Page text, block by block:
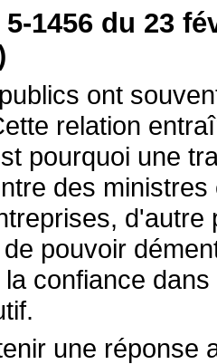
1456 du 23
ont
relation
pourquoi une
des
pouvoir
confiance
une réponse